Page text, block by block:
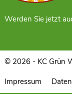
Werden Sie jetzt
© 2026 - KC Grün
Impressum